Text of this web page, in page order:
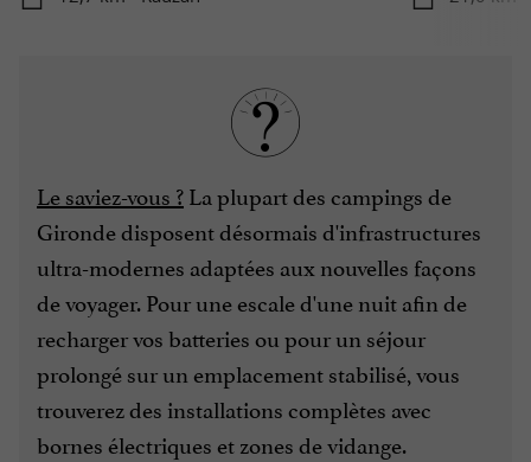
Le saviez-vous ?La plupart des campings de
Gironde disposent désormais d'infrastructures
ultra-modernes adaptées aux nouvelles façons
de voyager. Pour une escale d'une nuit afin de
recharger vos batteries ou pour un séjour
prolongé sur un emplacement stabilisé, vous
trouverez des installations complètes avec
bornes électriques et zones de vidange.